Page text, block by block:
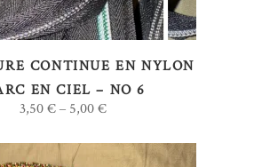
Les
options
peuvent
la
CONTINUE EN NYLON
EN CIEL – NO 6
3,50€ – 5,00€